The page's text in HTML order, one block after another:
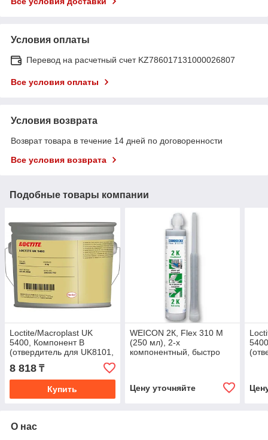
Условия оплаты
Перевод на расчетный счет KZ786017131000026807
Все условия оплаты
Условия возврата
Возврат товара в течение 14 дней по договоренности
Все условия возврата
Подобные товары компании
Loctite/Macroplast UK
5400, Компонент В
(отвердитель для UK8101,
UK8103, UK8303, CR8101)
8 818 ₸
Купить
WEICON 2К, Flex 310 M
(250 мл), 2-х
компонентный, быстро
Цену уточняйте
О нас